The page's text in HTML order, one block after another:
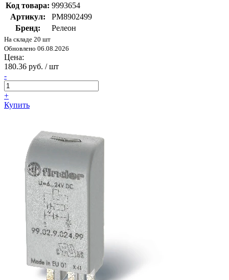
Код товара: 9993654
Артикул:
PM8902499
Бренд:
Релеон
На складе 20 шт
Обновлено 06.08.2026
Цена:
180.36 руб. / шт
-
+
Купить